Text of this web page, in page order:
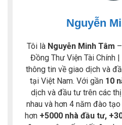
Nguyễn
Tôi là Nguyễn Minh Tâm
Đồng Thư Viện Tài Chính
thông tin về giao dịch và
tại Việt Nam. Với gần 10
dịch và đầu tư trên các
nhau và hơn 4 năm đào
hơn +5000 nhà đầu tư,